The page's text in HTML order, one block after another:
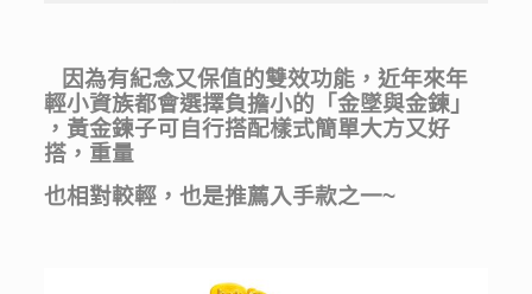
因為有紀念又保值的雙效功能，近年來年
輕小資族都會選擇負擔小的「金墜與金鍊」
，黃金鍊子可自行搭配樣式簡單大方又好
搭，重量
也相對較輕， 也是推薦入手款之一~